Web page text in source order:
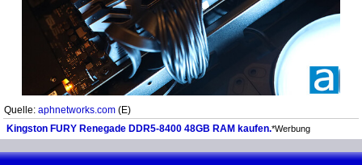
Quelle: aphnetworks.com (E)
Kingston FURY Renegade DDR5-8400 48GB RAM kaufen.*Werbung